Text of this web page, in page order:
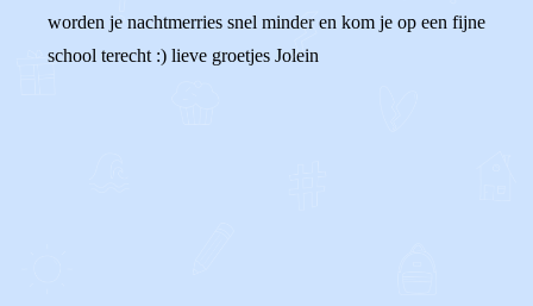
worden je nachtmerries snel minder en kom je op een fijne
school terecht :) lieve groetjes Jolein